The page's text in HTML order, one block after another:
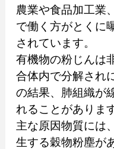
農業や食品加工業
で働く方がとくに
されています。
有機物の粉じんは
合体内で分解され
の結果、肺組織が
れることがありま
主な原因物質には
生する穀物粉塵が